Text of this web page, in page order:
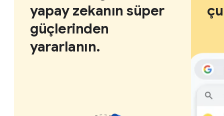
yapay zekanın süper
güçlerinden
yararlanın.